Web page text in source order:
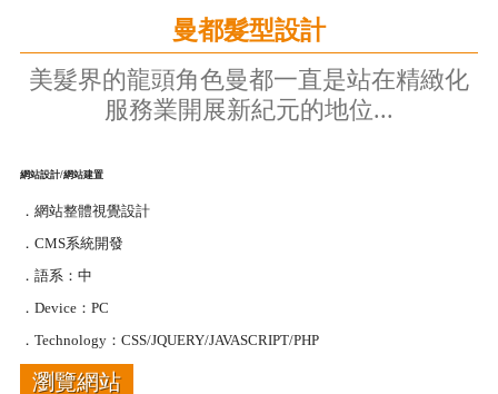
曼都髮型設計
美髮界的龍頭角色曼都一直是站在精緻化
服務業開展新紀元的地位...
網站設計/網站建置
．網站整體視覺設計
．CMS系統開發
．語系：中
．Device：PC
．Technology：CSS/JQUERY/JAVASCRIPT/PHP
瀏覽網站